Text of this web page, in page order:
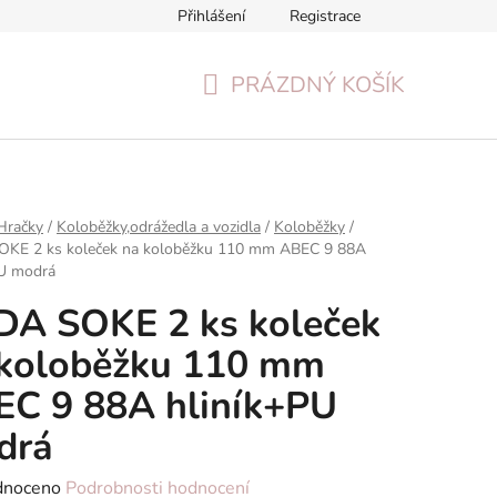
Formulář pro odstoupení od smlouvy Reklamační formulář
Přihlášení Registrace
PRÁZDNÝ KOŠÍK
/ Koloběžky,odrážedla a vozidla / Koloběžky /
2 ks koleček na koloběžku 110 mm ABEC 9 88A
modrá
SOKE 2 ks koleček
110 mm
9 88A hliník+PU
Podrobnosti hodnocení